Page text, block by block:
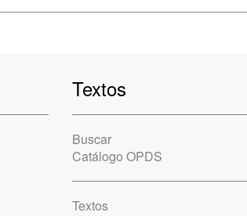
Textos
Buscar
Catálogo OPDS
Textos